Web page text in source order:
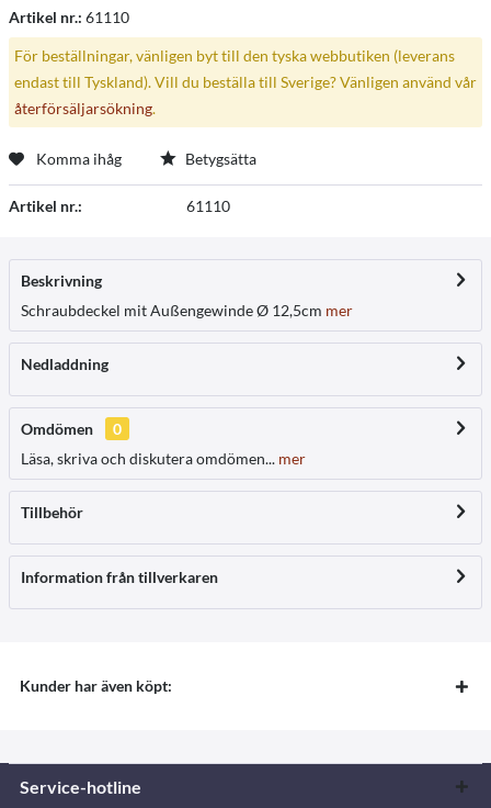
Artikel nr.: 61110
För beställningar, vänligen byt till den tyska webbutiken (leverans
endast till Tyskland). Vill du beställa till Sverige? Vänligen använd vår
återförsäljarsökning.
Komma ihåg Betygsätta
Artikel nr.: 61110
Beskrivning
Schraubdeckel mit Außengewinde Ø 12,5cm mer
Nedladdning
Omdömen
0
Läsa, skriva och diskutera omdömen... mer
Tillbehör
Information från tillverkaren
Kunder har även köpt:
Service-hotline